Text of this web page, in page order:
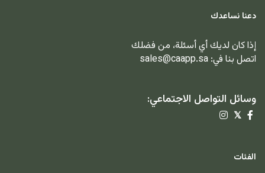
دعنا نساعدك
إذا كان لديك أي أسئلة، من فضلك
اتصل بنا في: sales@caapp.sa
وسائل التواصل الاجتماعي:
𝕏
الفئات